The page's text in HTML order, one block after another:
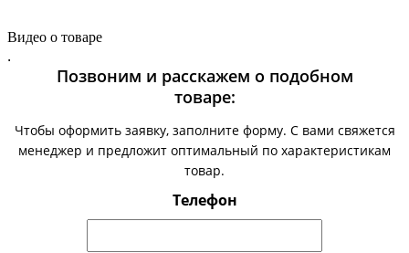
Видео о товаре
.
Позвоним и расскажем о подобном
товаре:
Чтобы оформить заявку, заполните форму. С вами свяжется
менеджер и предложит оптимальный по характеристикам
товар.
Телефон